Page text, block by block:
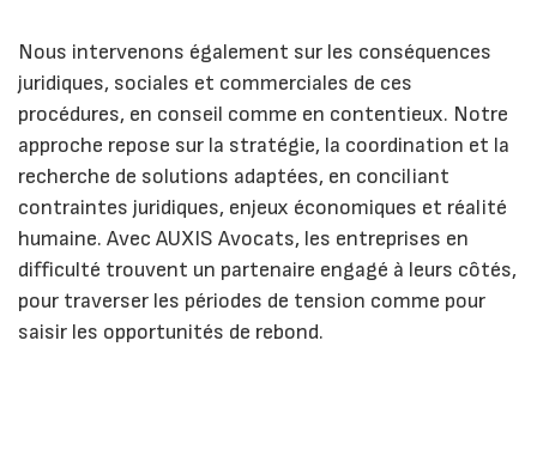
Nous intervenons également sur les conséquences
juridiques, sociales et commerciales de ces
procédures, en conseil comme en contentieux. Notre
approche repose sur la stratégie, la coordination et la
recherche de solutions adaptées, en conciliant
contraintes juridiques, enjeux économiques et réalité
humaine. Avec AUXIS Avocats, les entreprises en
difficulté trouvent un partenaire engagé à leurs côtés,
pour traverser les périodes de tension comme pour
saisir les opportunités de rebond.